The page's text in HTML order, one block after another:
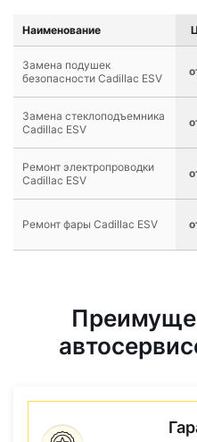
Наименование
Замена подушек
безопасности Cadillac ESV
Замена стеклоподъемника
Cadillac ESV
Ремонт электропроводки
Cadillac ESV
Ремонт фары Cadillac ESV